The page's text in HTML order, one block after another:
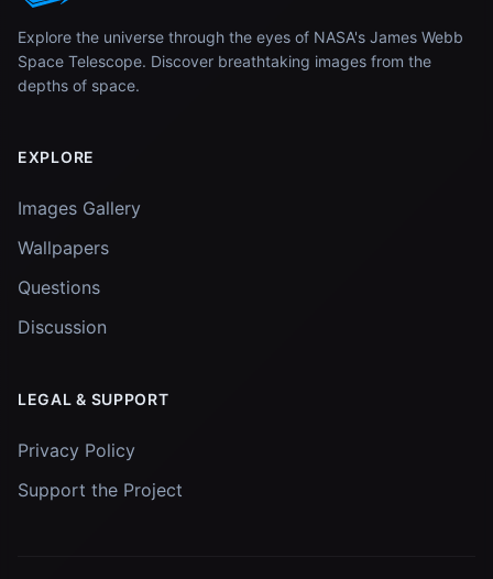
Explore the universe through the eyes of NASA's James Webb
Space Telescope. Discover breathtaking images from the
depths of space.
EXPLORE
Images Gallery
Wallpapers
Questions
Discussion
LEGAL & SUPPORT
Privacy Policy
Support the Project